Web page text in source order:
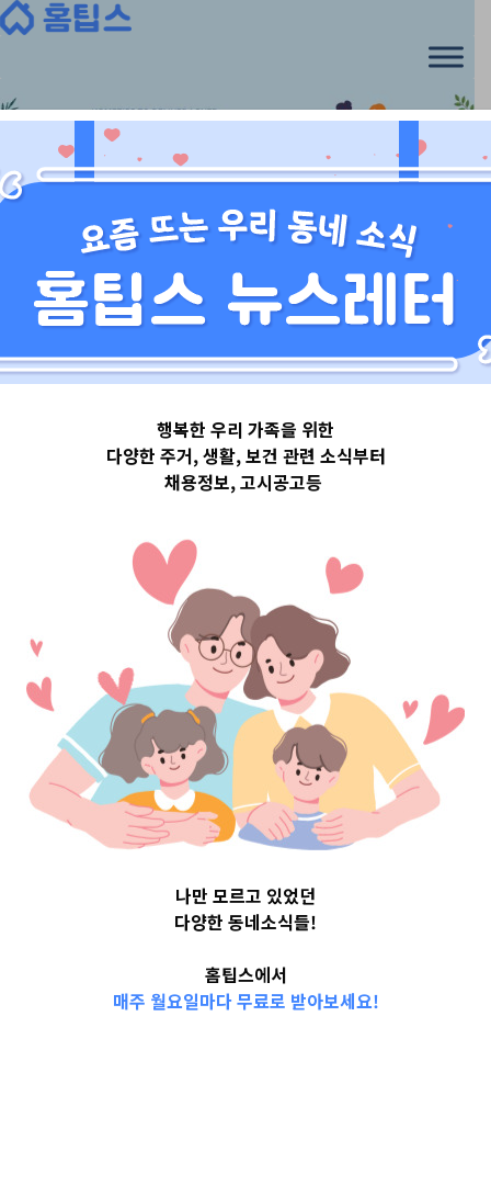
Skip
서울특별시
서울특별시은평
구 Top 3 및 주간
소식 –
20231116
2023-11-16
readybaby-admin
행복한 우리 가족을 위한
다양한 주거, 생활, 보건 관련 소식부터
채용정보, 고시공고등
나만 모르고 있었던
다양한 동네소식들!
홈팁스에서
매주 월요일마다 무료로 받아보세요!